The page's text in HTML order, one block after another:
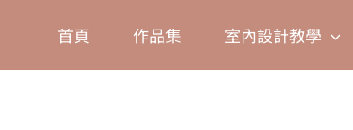
首頁 作品集 室內設計教學